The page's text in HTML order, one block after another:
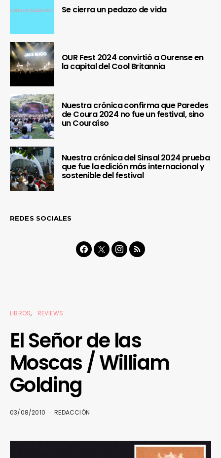
Se cierra un pedazo de vida
OUR Fest 2024 convirtió a Ourense en
la capital del Cool Britannia
Nuestra crónica confirma que Paredes
de Coura 2024 no fue un festival, sino
un Couraíso
Nuestra crónica del Sinsal 2024 prueba
que fue la edición más internacional y
sostenible del festival
REDES SOCIALES
LIBROS REVIEWS
El Señor de las
Moscas / William
Golding
03/08/2010 REDACCIÓN